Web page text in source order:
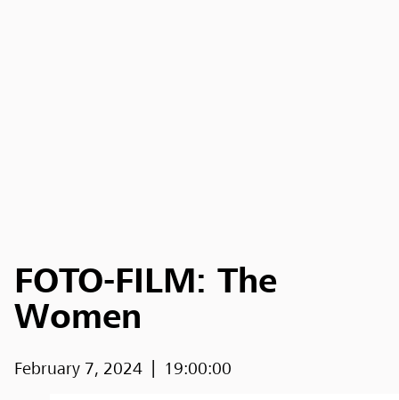
FOTO-FILM: The
Women
February 7, 2024 19:00:00